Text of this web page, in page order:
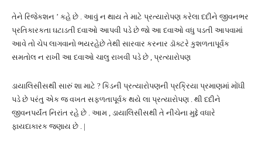
તેને રિજેકશન ’ કહે છે . આવું ન થાય તે માટે પ્રત્યારોપણ કરેલા દદીને જીવનભર
પ્રતિકારકતા ઘટાડતી દવાઓ આપવી પડે છે જો આ દવાઓ વધુ પડતી આપવામાં
આવે તો ચેપ લાગવાનો ભયરહેછે તેથી સારવાર કરનાર ડૉક્ટરે કુશળતાપૂર્વક
સમતોલ ન રાખી આ દવાઓ ચાલુ રાખવી પડે છે , પ્રત્યારોપણ
ડાયાલિસીસથી સારું શા માટે ? કિડની પ્રત્યારોપણની પ્રક્રિયા પ્રમાણમાં મોંઘી
પડે છે પરંતુ એક જ વખત સફળતાપૂર્વક થયે લા પ્રત્યારોપણ . થી દદીને
જીવનપર્યંત નિરાંત રહે છે . આમ , ડાયાલિસીસથી તે નીચેના મુદ્દે વધારે
ફાયદાકારક જણાય છે . |